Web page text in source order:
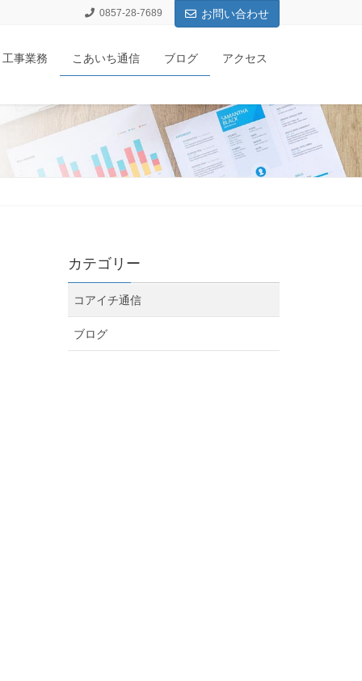
0857-28-7689 お問い合わせ
工事業務 こあいち通信 ブログ アクセス
カテゴリー
コアイチ通信
ブログ